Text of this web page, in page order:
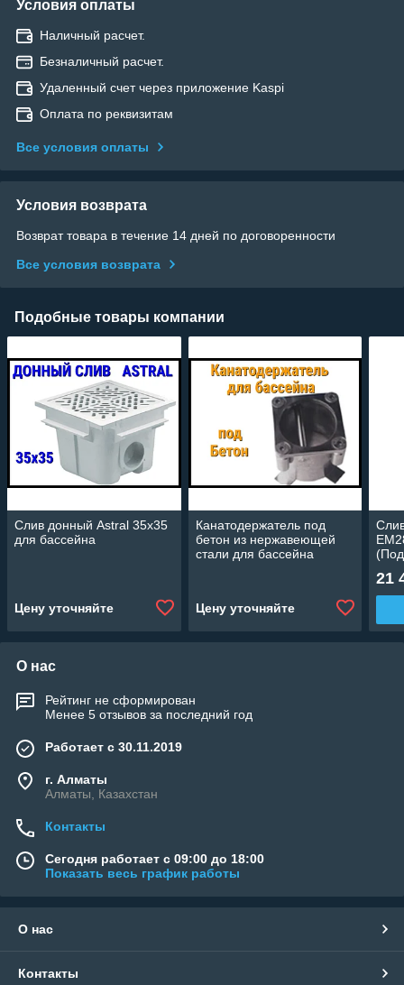
Условия оплаты
Наличный расчет.
Безналичный расчет.
Удаленный счет через приложение Kaspi
Оплата по реквизитам
Все условия оплаты
Условия возврата
Возврат товара в течение 14 дней по договоренности
Все условия возврата
Подобные товары компании
Слив донный Astral 35x35
для бассейна
Цену уточняйте
Канатодержатель под
бетон из нержавеющей
стали для бассейна
Цену уточняйте
21
О нас
Рейтинг не сформирован
Менее 5 отзывов за последний год
Работает с 30.11.2019
г. Алматы
Алматы, Казахстан
Контакты
Сегодня работает с 09:00 до 18:00
Показать весь график работы
О нас
Контакты